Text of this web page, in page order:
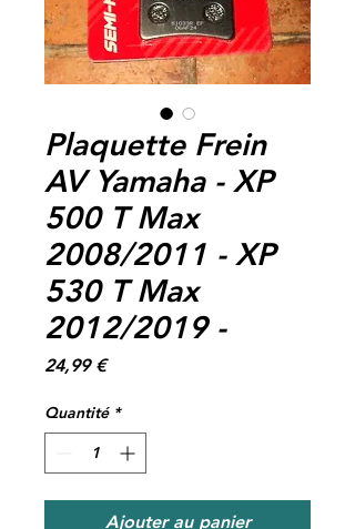
Plaquette Frein
AV Yamaha - XP
500 T Max
2008/2011 - XP
530 T Max
2012/2019 -
24,99 €Prix
Quantité *
Ajouter au panier